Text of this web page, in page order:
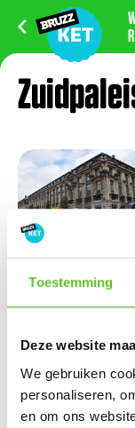
Toestemming
Deze website
We gebruiken
personaliseren,
en om ons
Nu op
climbers
Dagje Zuidfoor?